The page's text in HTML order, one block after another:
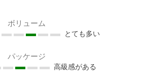
ボリューム
とても多い
パッケージ
高級感がある